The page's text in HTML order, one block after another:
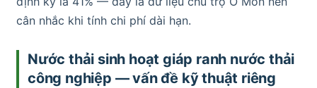
cân nhắc khi tính chi phí dài hạn.
Nước thải sinh hoạt giáp ranh nước thải
công nghiệp — vấn đề kỹ thuật riêng